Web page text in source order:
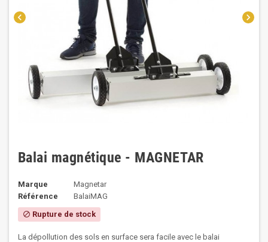
chevron_left chevron_right
Balai magnétique - MAGNETAR
Marque
Magnetar
Référence
BalaiMAG
block Rupture de stock
La dépollution des sols en surface sera facile avec le balai